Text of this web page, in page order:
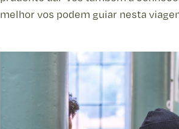
melhor vos podem guiar nesta